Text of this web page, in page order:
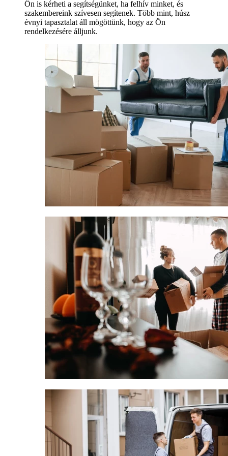
Ön is kérheti a segítségünket, ha felhív minket, és
szakembereink szívesen segítenek. Több mint, húsz
évnyi tapasztalat áll mögöttünk, hogy az Ön
rendelkezésére álljunk.